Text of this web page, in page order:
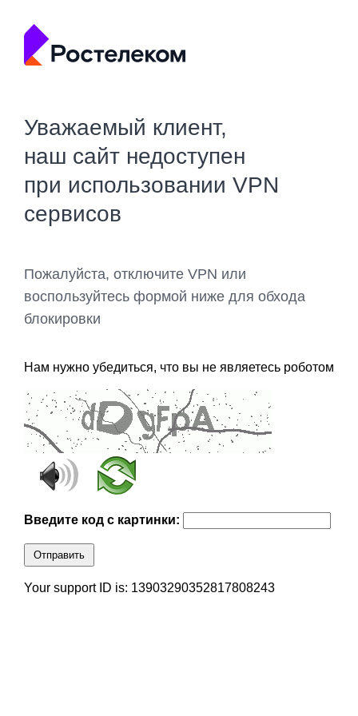
Уважаемый клиент,
наш сайт недоступен
при использовании VPN
сервисов
Пожалуйста, отключите VPN или
воспользуйтесь формой ниже для обхода
блокировки
Нам нужно убедиться, что вы не являетесь роботом
Введите код с картинки:
Отправить
Your support ID is: 13903290352817808243